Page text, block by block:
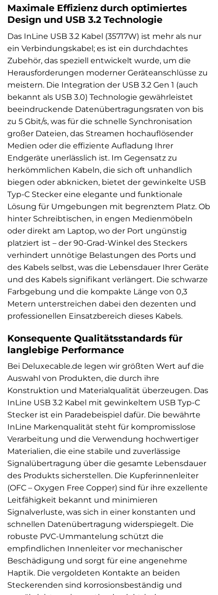
Maximale Effizienz durch optimiertes
Design und USB 3.2 Technologie
Das InLine USB 3.2 Kabel (35717W) ist mehr als nur
ein Verbindungskabel; es ist ein durchdachtes
Zubehör, das speziell entwickelt wurde, um die
Herausforderungen moderner Geräteanschlüsse zu
meistern. Die Integration der USB 3.2 Gen 1 (auch
bekannt als USB 3.0) Technologie gewährleistet
beeindruckende Datenübertragungsraten von bis
zu 5 Gbit/s, was für die schnelle Synchronisation
großer Dateien, das Streamen hochauflösender
Medien oder die effiziente Aufladung Ihrer
Endgeräte unerlässlich ist. Im Gegensatz zu
herkömmlichen Kabeln, die sich oft unhandlich
biegen oder abknicken, bietet der gewinkelte USB
Typ-C Stecker eine elegante und funktionale
Lösung für Umgebungen mit begrenztem Platz. Ob
hinter Schreibtischen, in engen Medienmöbeln
oder direkt am Laptop, wo der Port ungünstig
platziert ist – der 90-Grad-Winkel des Steckers
verhindert unnötige Belastungen des Ports und
des Kabels selbst, was die Lebensdauer Ihrer Geräte
und des Kabels signifikant verlängert. Die schwarze
Farbgebung und die kompakte Länge von 0,3
Metern unterstreichen dabei den dezenten und
professionellen Einsatzbereich dieses Kabels.
Konsequente Qualitätsstandards für
langlebige Performance
Bei Deluxecable.de legen wir größten Wert auf die
Auswahl von Produkten, die durch ihre
Konstruktion und Materialqualität überzeugen. Das
InLine USB 3.2 Kabel mit gewinkeltem USB Typ-C
Stecker ist ein Paradebeispiel dafür. Die bewährte
InLine Markenqualität steht für kompromisslose
Verarbeitung und die Verwendung hochwertiger
Materialien, die eine stabile und zuverlässige
Signalübertragung über die gesamte Lebensdauer
des Produkts sicherstellen. Die Kupferinnenleiter
(OFC – Oxygen Free Copper) sind für ihre exzellente
Leitfähigkeit bekannt und minimieren
Signalverluste, was sich in einer konstanten und
schnellen Datenübertragung widerspiegelt. Die
robuste PVC-Ummantelung schützt die
empfindlichen Innenleiter vor mechanischer
Beschädigung und sorgt für eine angenehme
Haptik. Die vergoldeten Kontakte an beiden
Steckerenden sind korrosionsbeständig und